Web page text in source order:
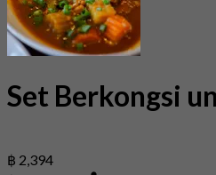
Set Berkongsi
฿ 2,394